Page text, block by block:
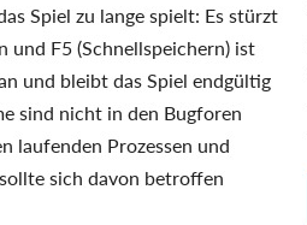
Spiel zu lange spielt: Es stürzt
und F5 (Schnellspeichern) ist
und bleibt das Spiel endgültig
sind nicht in den Bugforen
laufenden Prozessen und
sich davon betroffen